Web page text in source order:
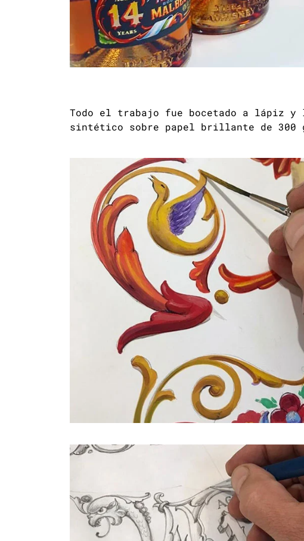
Todo el trabajo fue bocetado a lápiz y
sintético sobre papel brillante de 300